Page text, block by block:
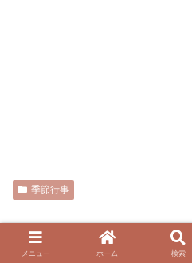
季節行事
メニュー ホーム 検索